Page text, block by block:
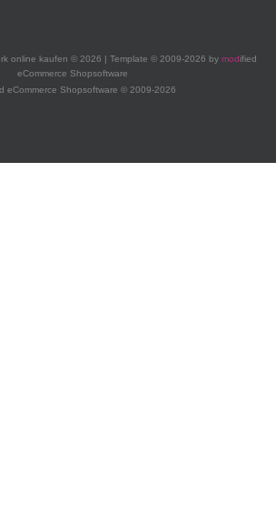
online kaufen © 2026 | Template © 2009-2026 by modified
eCommerce Shopsoftware
eCommerce Shopsoftware © 2009-2026